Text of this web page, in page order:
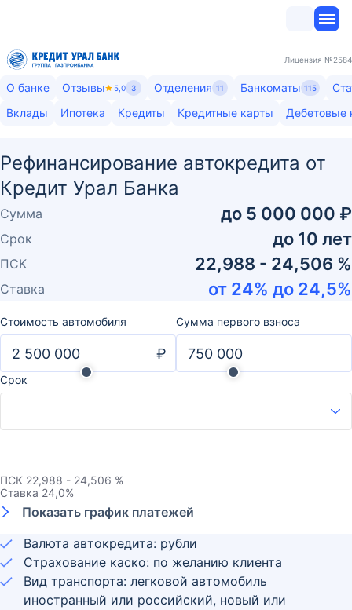
Лицензия №2584
О банке Отзывы 5,0 3 Отделения 11 Банкоматы 115
Вклады
Ипотека Кредиты Кредитные карты Дебетовые
Рефинансирование автокредита от
Кредит Урал Банка
Сумма до 5 000 000 ₽
Срок до 10 лет
ПСК 22,988 - 24,506 %
Ставка от 24% до 24,5%
Валюта автокредита: рубли
Страхование каско: по желанию клиента
Вид транспорта: легковой автомобиль
иностранный или российский, новый или
Стоимость автомобиля
₽
Сумма первого взноса
Срок
ПСК 22,988 - 24,506 %
Ставка 24,0%
Показать график платежей